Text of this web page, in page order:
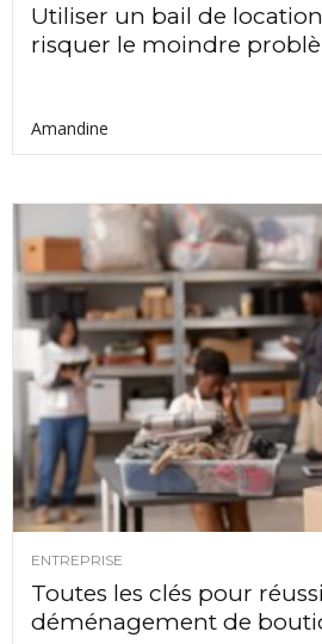
Utiliser un bail de
risquer le moindre
Amandine
ENTREPRISE
Toutes les clés pour
déménagement de